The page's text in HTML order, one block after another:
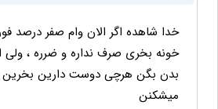
خدا شاهده اگر الان وام صفر درصد
بدن بگن هرچی دوست دارین
میشکنن